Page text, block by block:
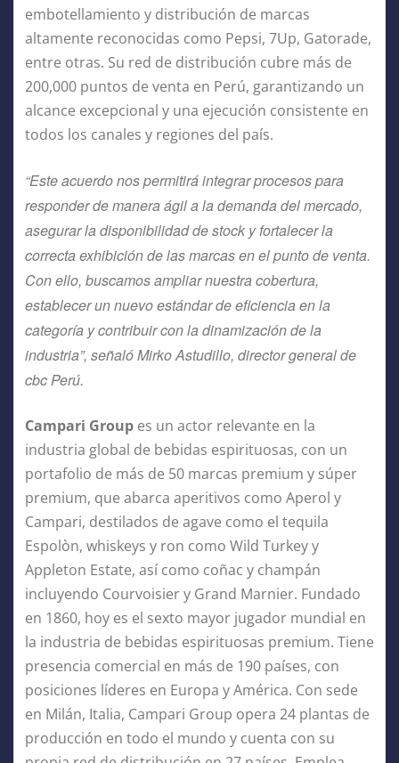
embotellamiento y distribución de marcas
altamente reconocidas como Pepsi, 7Up, Gatorade,
entre otras. Su red de distribución cubre más de
200,000 puntos de venta en Perú, garantizando un
alcance excepcional y una ejecución consistente en
todos los canales y regiones del país.
“Este acuerdo nos permitirá integrar procesos para
responder de manera ágil a la demanda del mercado,
asegurar la disponibilidad de stock y fortalecer la
correcta exhibición de las marcas en el punto de venta.
Con ello, buscamos ampliar nuestra cobertura,
establecer un nuevo estándar de eficiencia en la
categoría y contribuir con la dinamización de la
industria”, señaló Mirko Astudillo, director general de
cbc Perú.
Campari Group es un actor relevante en la
industria global de bebidas espirituosas, con un
portafolio de más de 50 marcas premium y súper
premium, que abarca aperitivos como Aperol y
Campari, destilados de agave como el tequila
Espolòn, whiskeys y ron como Wild Turkey y
Appleton Estate, así como coñac y champán
incluyendo Courvoisier y Grand Marnier. Fundado
en 1860, hoy es el sexto mayor jugador mundial en
la industria de bebidas espirituosas premium. Tiene
presencia comercial en más de 190 países, con
posiciones líderes en Europa y América. Con sede
en Milán, Italia, Campari Group opera 24 plantas de
producción en todo el mundo y cuenta con su